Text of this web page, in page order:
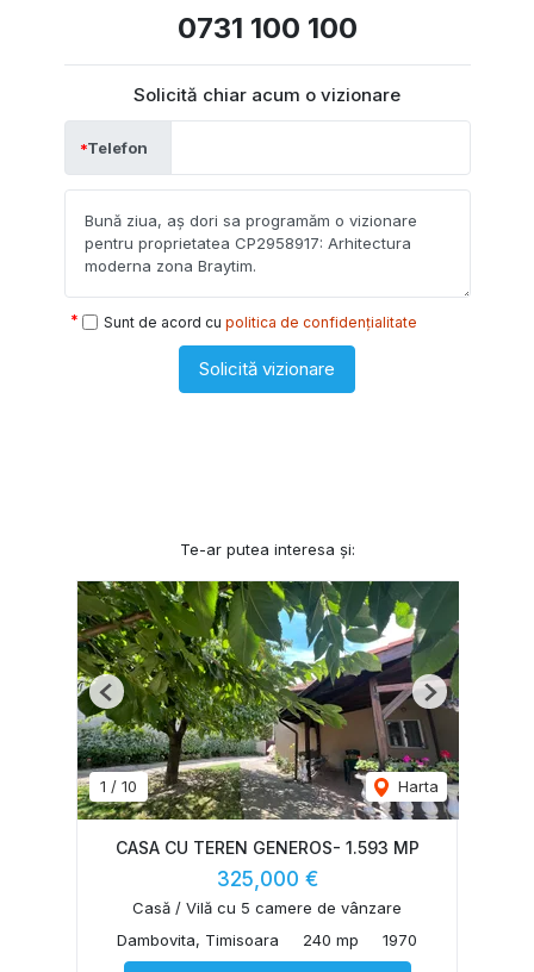
0731 100 100
Solicită chiar acum o vizionare
Telefon
Sunt de acord cu politica de confidențialitate
Solicită vizionare
Te-ar putea interesa și:
1 / 10 Harta
Previous Next
CASA CU TEREN GENEROS- 1.593 MP
325,000 €
Casă / Vilă cu 5 camere de vânzare
Dambovita, Timisoara
240 mp 1970